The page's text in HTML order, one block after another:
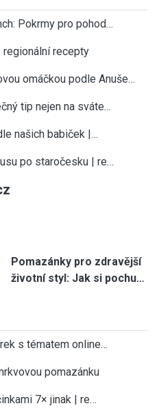
Pokrmy pro pohod…
regionální recepty
omáčkou podle Anuše…
tip nejen na sváte…
našich babiček |…
po staročesku | re…
Pomazánky pro zdravější
životní styl: Jak si pochu…
s tématem online…
pomazánku
7× jinak | re…